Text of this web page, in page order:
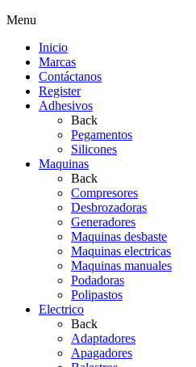
Menu
Inicio
Marcas
Contáctanos
Register
Adhesivos
Back
Pegamentos
Silicones
Maquinas
Back
Compresores
Desbrozadoras
Generadores
Maquinas desbaste
Maquinas electricas
Maquinas manuales
Podadoras
Polipastos
Electrico
Back
Adaptadores
Apagadores